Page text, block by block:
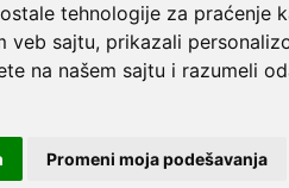
tehnologije za praćenje
veb sajtu, prikazali
na našem sajtu i razumeli
Promeni moja podešavanja
resurse da Vam svi artikli na ovom sajtu
u potpunosti ispravne.